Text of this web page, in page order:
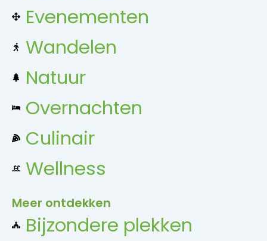
Evenementen
Wandelen
Natuur
Overnachten
Culinair
Wellness
Meer ontdekken
Bijzondere plekken